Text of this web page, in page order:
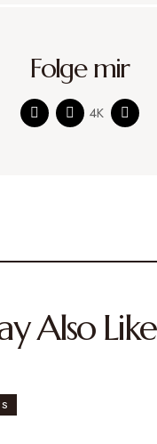
Folge mir
4K
Also Like